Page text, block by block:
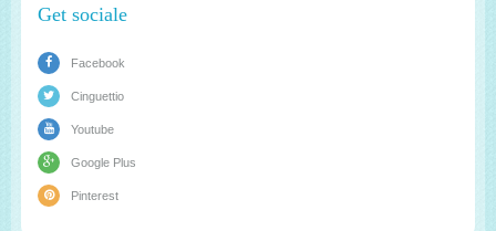
Get sociale
Facebook
Cinguettio
Youtube
Google Plus
Pinterest